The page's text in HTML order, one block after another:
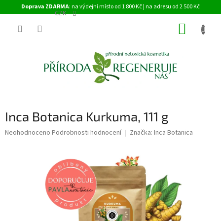
na
Doprava ZDARMA: na výdejní místo od 1 800 Kč | na adresu od 2 500 Kč
CZK
Inca Botanica Kurkuma, 111 g
Průměrné
Neohodnoceno Podrobnosti hodnocení Značka: Inca Botanica